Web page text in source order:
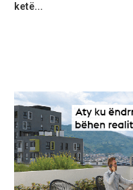
ketë...